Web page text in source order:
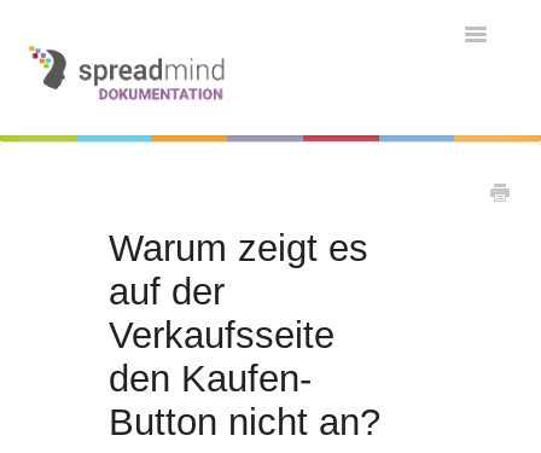
Toggle
Warum zeigt es
auf der
Verkaufsseite
den Kaufen-
Button nicht an?